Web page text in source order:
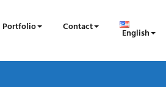
Portfolio Contact English